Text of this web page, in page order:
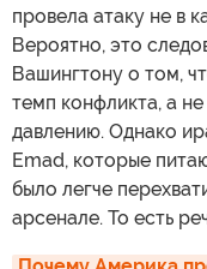
провела атаку не в
Вероятно, это
Вашингтону о том,
темп конфликта, а
давлению. Однако
Emad, которые
было легче
арсенале. То есть